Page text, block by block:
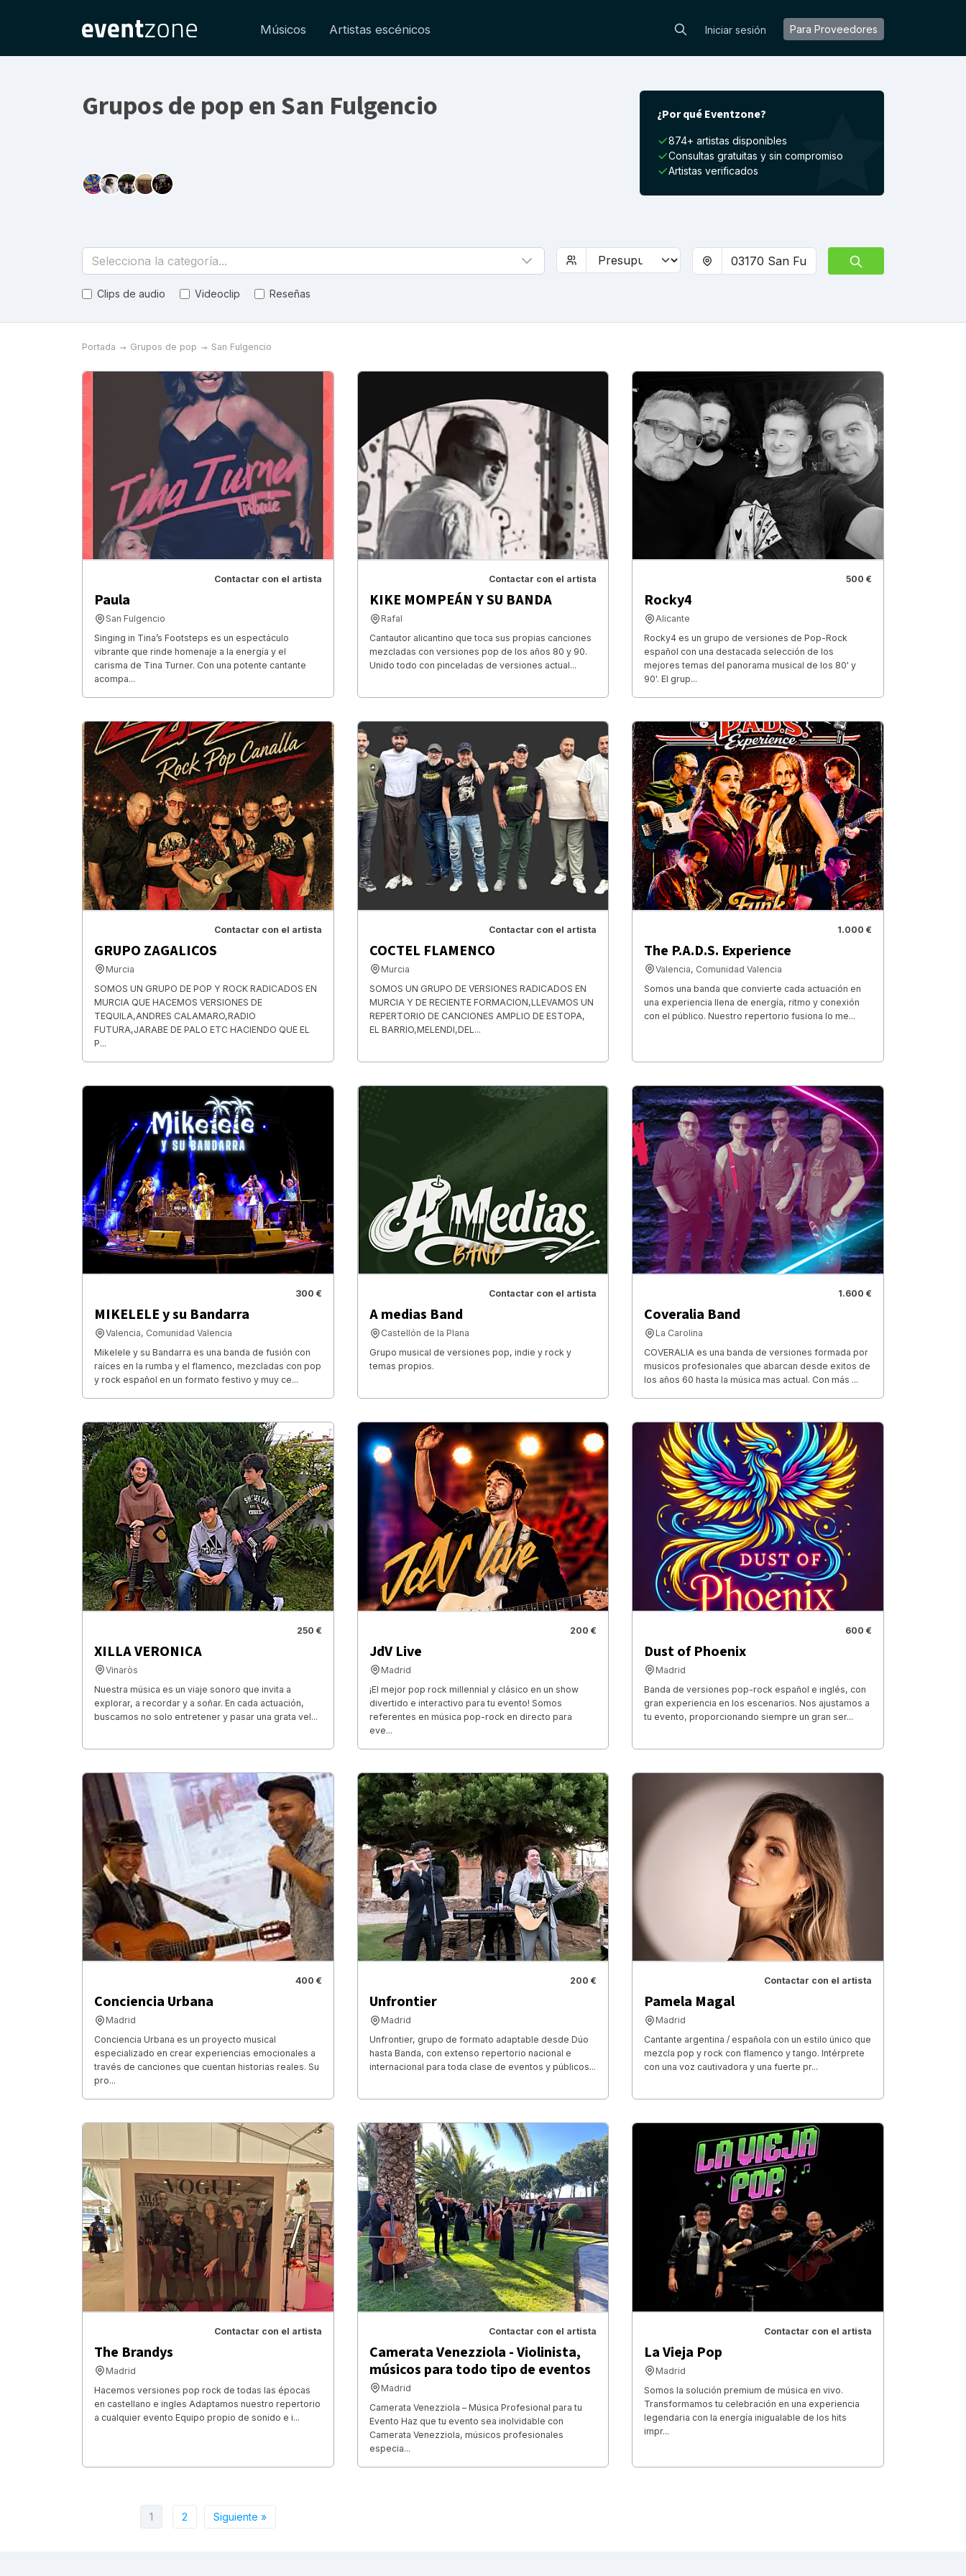
Músicos Artistas escénicos Iniciar sesión Para Proveedores
Grupos de pop en San Fulgencio ¿Por qué Eventzone?
874+ artistas disponibles
Consultas gratuitas y sin compromiso
Artistas verificados
Selecciona la categoría...
Clips de audio Videoclip Reseñas
Portada Grupos de pop San Fulgencio
Contactar con el artista
Paula
San Fulgencio
Singing in Tina’s Footsteps es un espectáculo
vibrante que rinde homenaje a la energía y el
carisma de Tina Turner. Con una potente cantante
acompa...
Contactar con el artista
KIKE MOMPEÁN Y SU BANDA
Rafal
Cantautor alicantino que toca sus propias canciones
mezcladas con versiones pop de los años 80 y 90.
Unido todo con pinceladas de versiones actual...
500 €
Rocky4
Alicante
Rocky4 es un grupo de versiones de Pop-Rock
español con una destacada selección de los
mejores temas del panorama musical de los 80' y
90'. El grup...
Contactar con el artista
GRUPO ZAGALICOS
Murcia
SOMOS UN GRUPO DE POP Y ROCK RADICADOS EN
MURCIA QUE HACEMOS VERSIONES DE
TEQUILA,ANDRES CALAMARO,RADIO
FUTURA,JARABE DE PALO ETC HACIENDO QUE EL
P...
Contactar con el artista
COCTEL FLAMENCO
Murcia
SOMOS UN GRUPO DE VERSIONES RADICADOS EN
MURCIA Y DE RECIENTE FORMACION,LLEVAMOS UN
REPERTORIO DE CANCIONES AMPLIO DE ESTOPA,
EL BARRIO,MELENDI,DEL...
1.000 €
The P.A.D.S. Experience
Valencia, Comunidad Valencia
Somos una banda que convierte cada actuación en
una experiencia llena de energía, ritmo y conexión
con el público. Nuestro repertorio fusiona lo me...
300 €
MIKELELE y su Bandarra
Valencia, Comunidad Valencia
Mikelele y su Bandarra es una banda de fusión con
raíces en la rumba y el flamenco, mezcladas con pop
y rock español en un formato festivo y muy ce...
Contactar con el artista
A medias Band
Castellón de la Plana
Grupo musical de versiones pop, indie y rock y
temas propios.
1.600 €
Coveralia Band
La Carolina
COVERALIA es una banda de versiones formada por
musicos profesionales que abarcan desde exitos de
los años 60 hasta la música mas actual. Con más ...
250 €
XILLA VERONICA
Vinaròs
Nuestra música es un viaje sonoro que invita a
explorar, a recordar y a soñar. En cada actuación,
buscamos no solo entretener y pasar una grata vel...
200 €
JdV Live
Madrid
¡El mejor pop rock millennial y clásico en un show
divertido e interactivo para tu evento! Somos
referentes en música pop-rock en directo para
eve...
600 €
Dust of Phoenix
Madrid
Banda de versiones pop-rock español e inglés, con
gran experiencia en los escenarios. Nos ajustamos a
tu evento, proporcionando siempre un gran ser...
400 €
Conciencia Urbana
Madrid
Conciencia Urbana es un proyecto musical
especializado en crear experiencias emocionales a
través de canciones que cuentan historias reales. Su
pro...
200 €
Unfrontier
Madrid
Unfrontier, grupo de formato adaptable desde Dúo
hasta Banda, con extenso repertorio nacional e
internacional para toda clase de eventos y públicos...
Contactar con el artista
Pamela Magal
Madrid
Cantante argentina / española con un estilo único que
mezcla pop y rock con flamenco y tango. Intérprete
con una voz cautivadora y una fuerte pr...
Contactar con el artista
The Brandys
Madrid
Hacemos versiones pop rock de todas las épocas
en castellano e ingles Adaptamos nuestro repertorio
a cualquier evento Equipo propio de sonido e i...
Contactar con el artista
Camerata Venezziola - Violinista,
músicos para todo tipo de eventos
Madrid
Camerata Venezziola – Música Profesional para tu
Evento Haz que tu evento sea inolvidable con
Camerata Venezziola, músicos profesionales
especia...
Contactar con el artista
La Vieja Pop
Madrid
Somos la solución premium de música en vivo.
Transformamos tu celebración en una experiencia
legendaria con la energía inigualable de los hits
impr...
1 2 Siguiente »